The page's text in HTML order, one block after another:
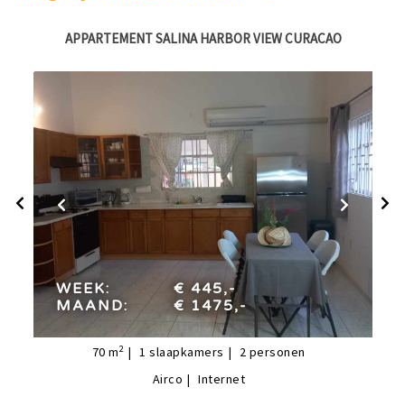
APPARTEMENT SALINA HARBOR VIEW CURACAO
week:€ 445,-
maand: € 1475,-
WEEK:
€ 445,-
MAAND:
€ 1475,-
70 m2 1 slaapkamers 2 personen
Airco
Internet